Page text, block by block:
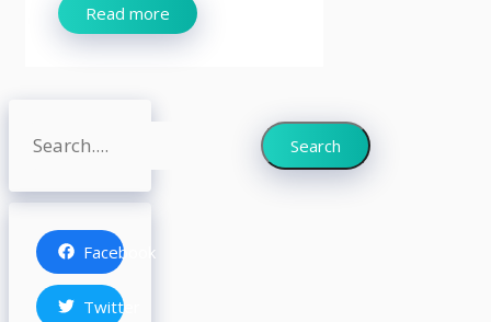
Read more
Search Search
Facebook
Twitter